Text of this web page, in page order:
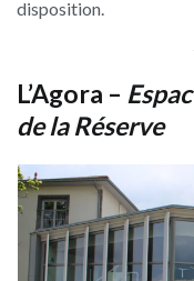
disposition.
L’Agora –
de la Réserve